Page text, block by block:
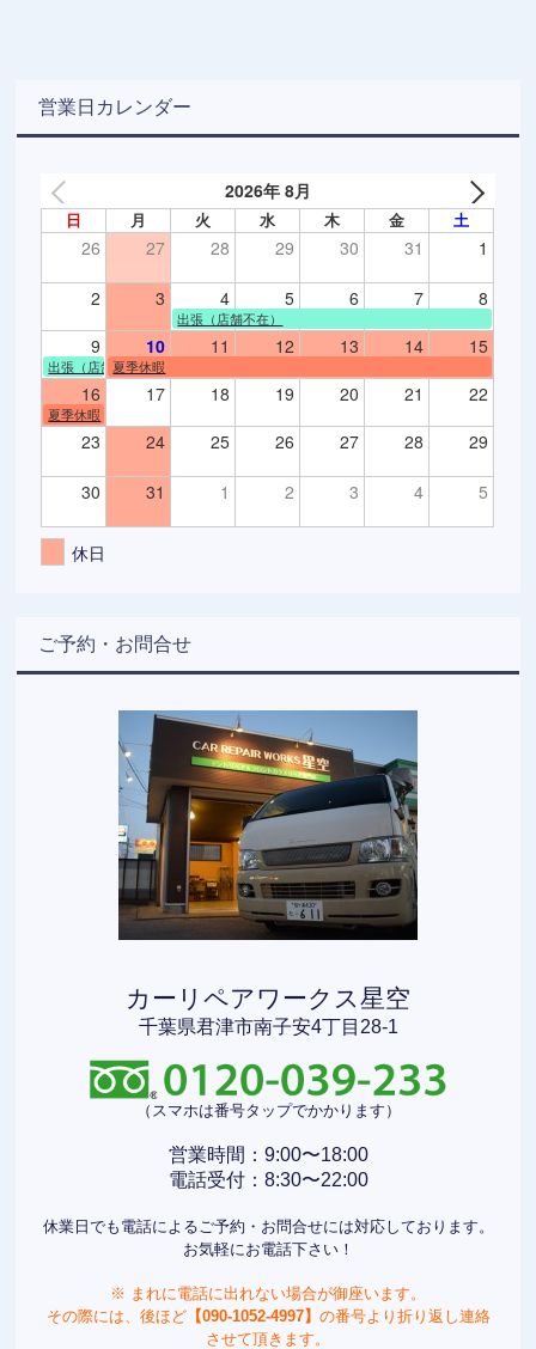
営業日カレンダー
2026年 8月
日 月 火 水 木 金 土
26 27 28 29 30 31 1
2 3 4 5 6 7 8
出張（店舗不在）
9 10 11 12 13 14 15
出張（店舗不在）
夏季休暇
16 17 18 19 20 21 22
夏季休暇
23 24 25 26 27 28 29
30 31 1 2 3 4 5
休日
ご予約・お問合せ
カーリペアワークス星空
千葉県君津市南子安4丁目28-1
（スマホは番号タップでかかります）
営業時間：9:00〜18:00
電話受付：8:30〜22:00
休業日でも電話によるご予約・お問合せには対応しております。
お気軽にお電話下さい！
※ まれに電話に出れない場合が御座います。
その際には、後ほど【090-1052-4997】 の番号より折り返し連絡
させて頂きます。